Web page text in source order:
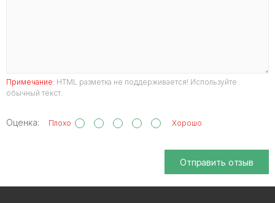
Примечание: HTML разметка не поддерживается! Используйте
обычный текст.
Оценка: Плохо Хорошо
Отправить отзыв